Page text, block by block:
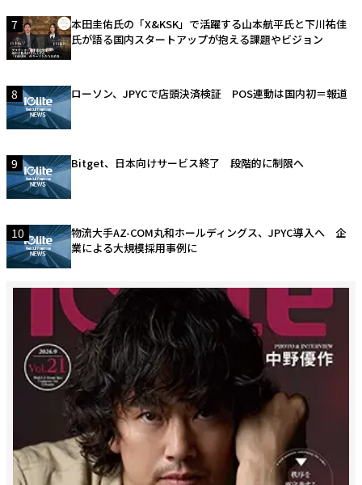
7
本田圭佑氏の「X&KSK」で活躍する山本航平氏と下川祐佳
氏が語る国内スタートアップが抱える課題やビジョン
8 ローソン、JPYCで店頭決済検証 POS連動は国内初＝報道
9 Bitget、日本向けサービス終了 段階的に制限へ
10
物流大手AZ-COM丸和ホールディングス、JPYC導入へ 企
業による大規模採用事例に